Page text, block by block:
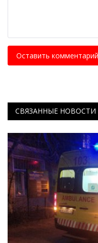
Оставить комментарий
СВЯЗАННЫЕ НОВОСТИ